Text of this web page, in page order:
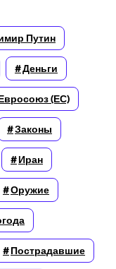
Путин
Деньги
(ЕС)
Законы
Иран
Оружие
Пострадавшие